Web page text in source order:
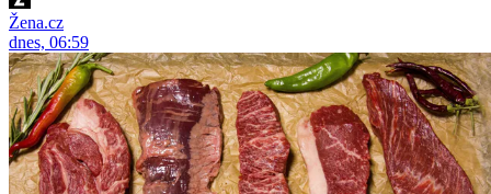
Žena.cz
dnes, 06:59